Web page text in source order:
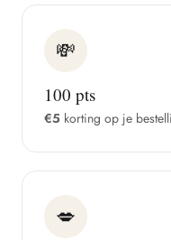
💸
100 pts
€5 korting op je
💋